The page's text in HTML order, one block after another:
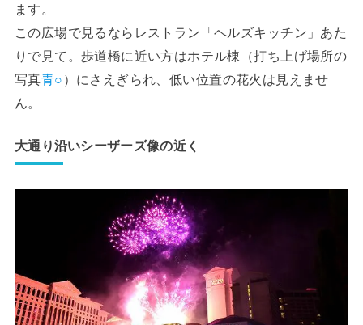
ます。
この広場で見るならレストラン「ヘルズキッチン」あた
りで見て。歩道橋に近い方はホテル棟（打ち上げ場所の
写真青○ ）にさえぎられ、低い位置の花火は見えませ
ん。
大通り沿いシーザーズ像の近く